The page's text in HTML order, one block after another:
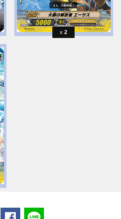
2
ツイートするFacebookでシェアする